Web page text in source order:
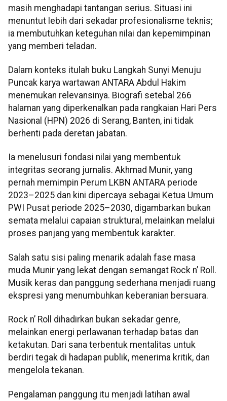
masih menghadapi tantangan serius. Situasi ini
menuntut lebih dari sekadar profesionalisme teknis;
ia membutuhkan keteguhan nilai dan kepemimpinan
yang memberi teladan.
Dalam konteks itulah buku Langkah Sunyi Menuju
Puncak karya wartawan ANTARA Abdul Hakim
menemukan relevansinya. Biografi setebal 266
halaman yang diperkenalkan pada rangkaian Hari Pers
Nasional (HPN) 2026 di Serang, Banten, ini tidak
berhenti pada deretan jabatan.
Ia menelusuri fondasi nilai yang membentuk
integritas seorang jurnalis. Akhmad Munir, yang
pernah memimpin Perum LKBN ANTARA periode
2023–2025 dan kini dipercaya sebagai Ketua Umum
PWI Pusat periode 2025–2030, digambarkan bukan
semata melalui capaian struktural, melainkan melalui
proses panjang yang membentuk karakter.
Salah satu sisi paling menarik adalah fase masa
muda Munir yang lekat dengan semangat Rock n’ Roll.
Musik keras dan panggung sederhana menjadi ruang
ekspresi yang menumbuhkan keberanian bersuara.
Rock n’ Roll dihadirkan bukan sekadar genre,
melainkan energi perlawanan terhadap batas dan
ketakutan. Dari sana terbentuk mentalitas untuk
berdiri tegak di hadapan publik, menerima kritik, dan
mengelola tekanan.
Pengalaman panggung itu menjadi latihan awal